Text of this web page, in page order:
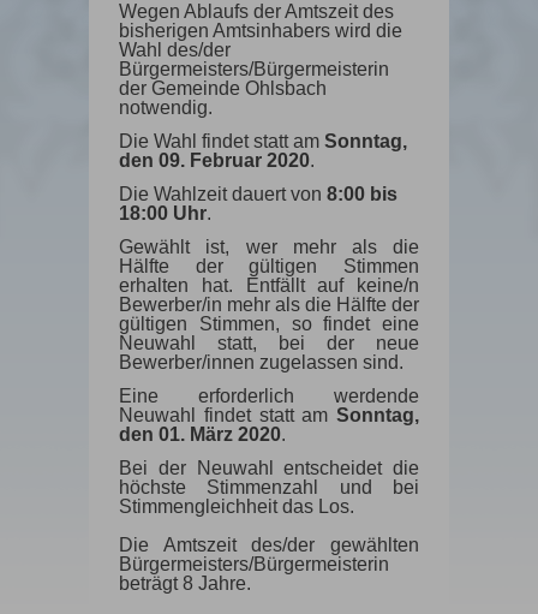
Wegen Ablaufs der Amtszeit des
bisherigen Amtsinhabers wird die
Wahl des/der
Bürgermeisters/Bürgermeisterin
der Gemeinde Ohlsbach
notwendig.
Die Wahl findet statt am Sonntag,
den 09. Februar 2020.
Die Wahlzeit dauert von 8:00 bis
18:00 Uhr.
Gewählt ist, wer mehr als die
Hälfte der gültigen Stimmen
erhalten hat. Entfällt auf keine/n
Bewerber/in mehr als die Hälfte der
gültigen Stimmen, so findet eine
Neuwahl statt, bei der neue
Bewerber/innen zugelassen sind.
Eine erforderlich werdende
Neuwahl findet statt am Sonntag,
den 01. März 2020.
Bei der Neuwahl entscheidet die
höchste Stimmenzahl und bei
Stimmengleichheit das Los.
Die Amtszeit des/der gewählten
Bürgermeisters/Bürgermeisterin
beträgt 8 Jahre.